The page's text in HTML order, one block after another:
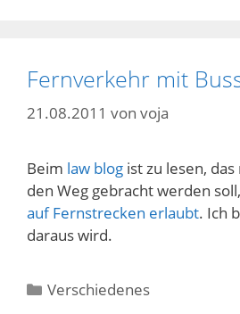
Fernverkehr mit
21.08.2011 von voja
Beim law blog ist zu lesen,
den Weg gebracht werden soll,
auf Fernstrecken erlaubt. Ich
daraus wird.
Kategorien
Verschiedenes